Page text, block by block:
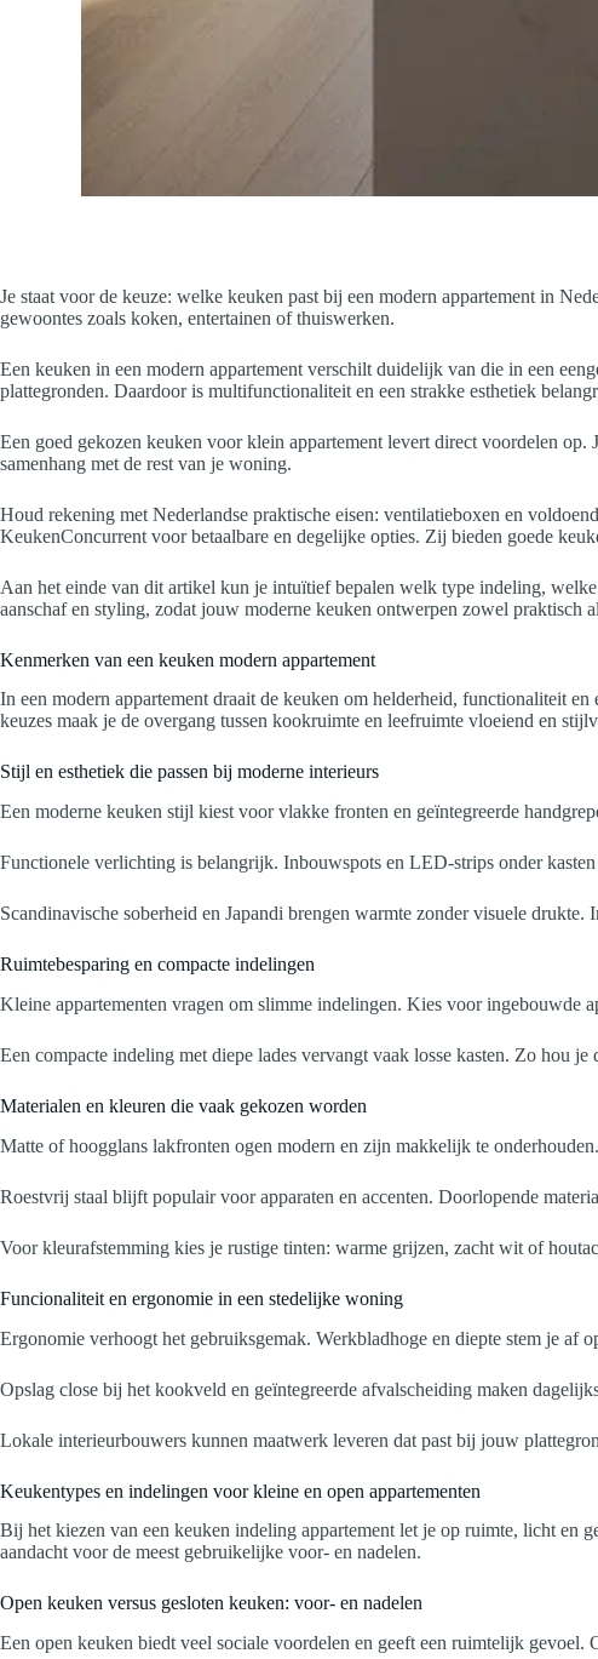
Je staat voor de keuze: welke keuken past bij een modern appartement in
gewoontes zoals koken, entertainen of thuiswerken.
Een keuken in een modern appartement verschilt duidelijk van die in een
plattegronden. Daardoor is multifunctionaliteit en een strakke esthetiek
Een goed gekozen keuken voor klein appartement levert direct voordelen
samenhang met de rest van je woning.
Houd rekening met Nederlandse praktische eisen: ventilatieboxen en
KeukenConcurrent voor betaalbare en degelijke opties. Zij bieden goede
Aan het einde van dit artikel kun je intuïtief bepalen welk type indeling,
aanschaf en styling, zodat jouw moderne keuken ontwerpen zowel praktisch
Kenmerken van een keuken modern appartement
In een modern appartement draait de keuken om helderheid, functionaliteit
keuzes maak je de overgang tussen kookruimte en leefruimte vloeiend en
Stijl en esthetiek die passen bij moderne interieurs
Een moderne keuken stijl kiest voor vlakke fronten en geïntegreerde
Functionele verlichting is belangrijk. Inbouwspots en LED-strips onder
Scandinavische soberheid en Japandi brengen warmte zonder visuele
Ruimtebesparing en compacte indelingen
Kleine appartementen vragen om slimme indelingen. Kies voor ingebouwde
Een compacte indeling met diepe lades vervangt vaak losse kasten. Zo hou
Materialen en kleuren die vaak gekozen worden
Matte of hoogglans lakfronten ogen modern en zijn makkelijk te
Roestvrij staal blijft populair voor apparaten en accenten. Doorlopende
Voor kleurafstemming kies je rustige tinten: warme grijzen, zacht wit of
Funcionaliteit en ergonomie in een stedelijke woning
Ergonomie verhoogt het gebruiksgemak. Werkbladhoge en diepte stem je af
Opslag close bij het kookveld en geïntegreerde afvalscheiding maken
Lokale interieurbouwers kunnen maatwerk leveren dat past bij jouw
Keukentypes en indelingen voor kleine en open appartementen
Bij het kiezen van een keuken indeling appartement let je op ruimte, licht en
aandacht voor de meest gebruikelijke voor- en nadelen.
Open keuken versus gesloten keuken: voor- en nadelen
Een open keuken biedt veel sociale voordelen en geeft een ruimtelijk gevoel.